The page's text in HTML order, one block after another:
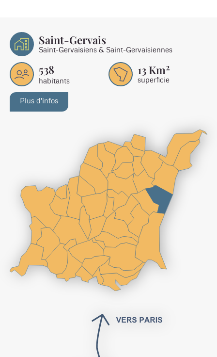
Saint-Gervais
Saint-Gervaisiens & Saint-Gervaisiennes
538
habitants
13 Km2
superficie
Plus d'infos